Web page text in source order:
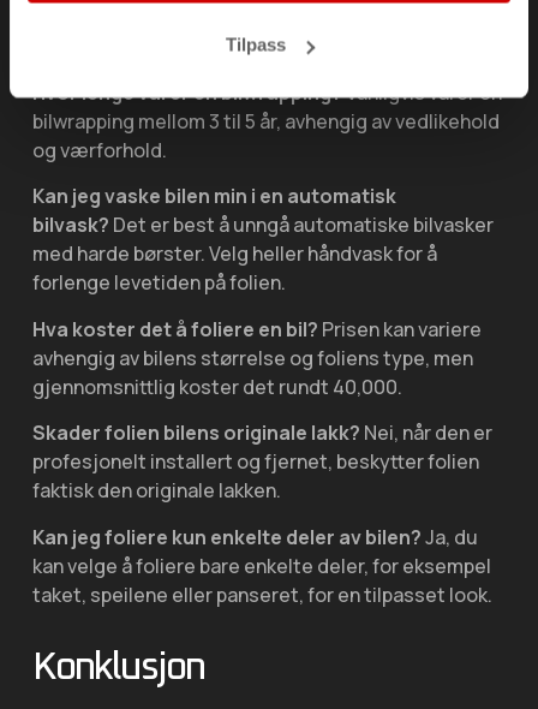
Tilpass
Foliering av Bil
Hvor lenge varer en bilwrapping?Vanligvis varer en
bilwrapping mellom 3 til 5 år, avhengig av vedlikehold
og værforhold.
Kan jeg vaske bilen min i en automatisk
bilvask? Det er best å unngå automatiske bilvasker
med harde børster. Velg heller håndvask for å
forlenge levetiden på folien.
Hva koster det å foliere en bil? Prisen kan variere
avhengig av bilens størrelse og foliens type, men
gjennomsnittlig koster det rundt 40,000.
Skader folien bilens originale lakk? Nei, når den er
profesjonelt installert og fjernet, beskytter folien
faktisk den originale lakken.
Kan jeg foliere kun enkelte deler av bilen?Ja, du
kan velge å foliere bare enkelte deler, for eksempel
taket, speilene eller panseret, for en tilpasset look.
Konklusjon